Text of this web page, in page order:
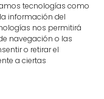
tecnologías como
información del
nos permitirá
navegación o las
o retirar el
a ciertas